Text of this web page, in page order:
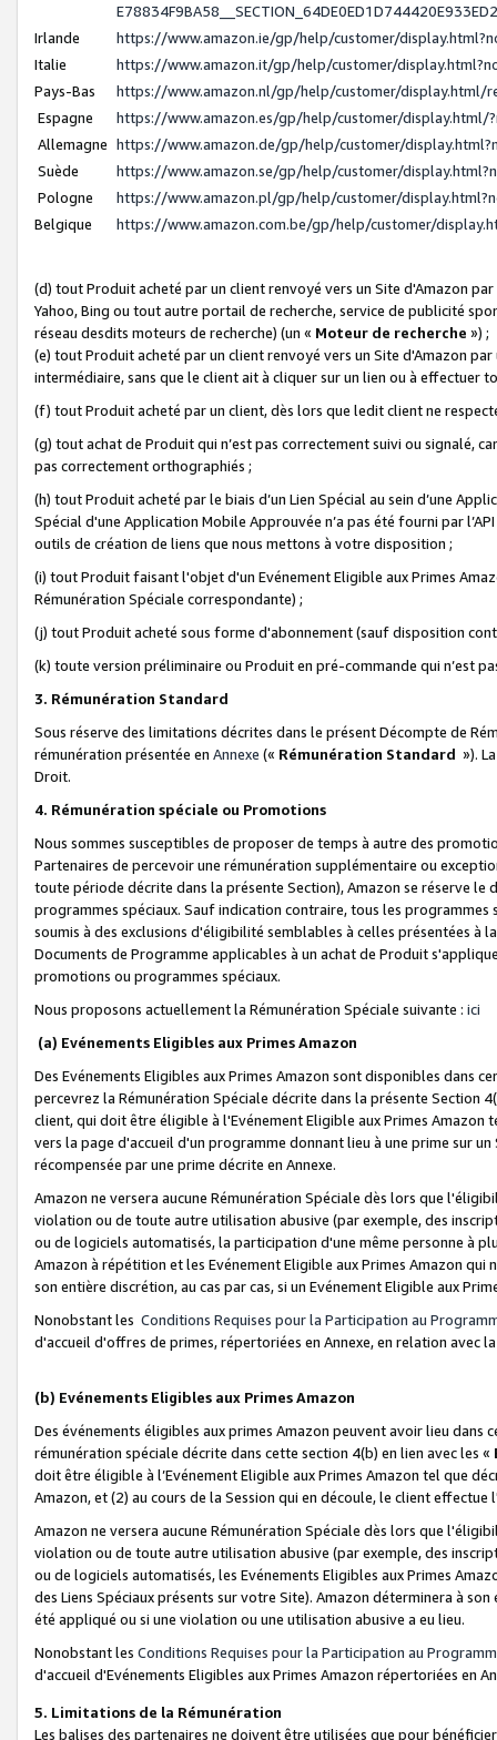
Irlande
https://www.amazon.ie/gp/help/customer/
Italie
https://www.amazon.it/gp/help/customer/
Pays-Bas
https://www.amazon.nl/gp/help/customer/display.html/
Espagne
https://www.amazon.es/gp/help/customer/display.html/
Allemagne https://www.amazon.de/gp/help/customer/
Suède
https://www.amazon.se/gp/help/customer/
Pologne
https://www.amazon.pl/gp/help/customer/
Belgique
https://www.amazon.com.be/gp/help/customer/
(d) tout Produit acheté par un client renvoyé vers un Site d'Amazon
Yahoo, Bing ou tout autre portail de recherche, service de publicité
réseau desdits moteurs de recherche) (un « Moteur de recherche ») ;
(e) tout Produit acheté par un client renvoyé vers un Site d'Amazon
intermédiaire, sans que le client ait à cliquer sur un lien ou à
(f) tout Produit acheté par un client, dès lors que ledit client ne
(g) tout achat de Produit qui n’est pas correctement suivi ou signalé,
pas correctement orthographiés ;
(h) tout Produit acheté par le biais d’un Lien Spécial au sein d’une
Spécial d'une Application Mobile Approuvée n’a pas été fourni par
outils de création de liens que nous mettons à votre disposition ;
(i) tout Produit faisant l'objet d'un Evénement Eligible aux Primes
Rémunération Spéciale correspondante) ;
(j) tout Produit acheté sous forme d'abonnement (sauf disposition
(k) toute version préliminaire ou Produit en pré-commande qui n’est
3. Rémunération Standard
Sous réserve des limitations décrites dans le présent Décompte de
rémunération présentée en Annexe (« Rémunération Standard »).
Droit.
4. Rémunération spéciale ou Promotions
Nous sommes susceptibles de proposer de temps à autre des
Partenaires de percevoir une rémunération supplémentaire ou
toute période décrite dans la présente Section), Amazon se réserve
programmes spéciaux. Sauf indication contraire, tous les
soumis à des exclusions d'éligibilité semblables à celles présentées à
Documents de Programme applicables à un achat de Produit
promotions ou programmes spéciaux.
Nous proposons actuellement la Rémunération Spéciale suivante : ici
(a) Evénements Eligibles aux Primes Amazon
Des Evénements Eligibles aux Primes Amazon sont disponibles dans
percevrez la Rémunération Spéciale décrite dans la présente Section
client, qui doit être éligible à l'Evénement Eligible aux Primes Amazon
vers la page d'accueil d'un programme donnant lieu à une prime sur
récompensée par une prime décrite en Annexe.
Amazon ne versera aucune Rémunération Spéciale dès lors que
violation ou de toute autre utilisation abusive (par exemple, des
ou de logiciels automatisés, la participation d'une même personne à
Amazon à répétition et les Evénement Eligible aux Primes Amazon qui
son entière discrétion, au cas par cas, si un Evénement Eligible aux
Nonobstant les Conditions Requises pour la Participation au
d'accueil d'offres de primes, répertoriées en Annexe, en relation avec
(b) Evénements Eligibles aux Primes Amazon
Des événements éligibles aux primes Amazon peuvent avoir lieu dans
rémunération spéciale décrite dans cette section 4(b) en lien avec les «
doit être éligible à l’Evénement Eligible aux Primes Amazon tel que
Amazon, et (2) au cours de la Session qui en découle, le client
Amazon ne versera aucune Rémunération Spéciale dès lors que
violation ou de toute autre utilisation abusive (par exemple, des
ou de logiciels automatisés, les Evénements Eligibles aux Primes
des Liens Spéciaux présents sur votre Site). Amazon déterminera à
été appliqué ou si une violation ou une utilisation abusive a eu lieu.
Nonobstant les Conditions Requises pour la Participation au
d'accueil d'Evénements Eligibles aux Primes Amazon répertoriées en
5. Limitations de la Rémunération
Les balises des partenaires ne doivent être utilisées que pour